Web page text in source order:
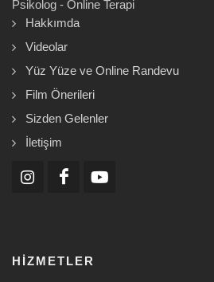
Psikolog - Online Terapi
Hakkımda
Videolar
Yüz Yüze ve Online Randevu
Film Önerileri
Sizden Gelenler
İletişim
HIZMETLER